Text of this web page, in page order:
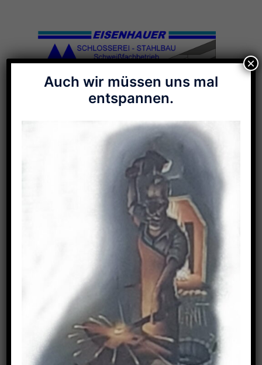
springen
Menü
Galerie-Stichwort:
Feuertonne / Feuerkorb
CNC Plasmaanlage
Zuschnitte
Auch wir müssen uns mal
entspannen.
×